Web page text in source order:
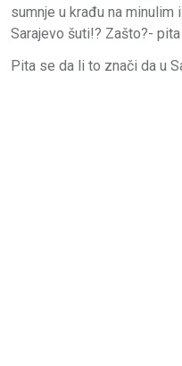
sumnje u krađu na minulim
Sarajevo šuti!? Zašto?-
Pita se da li to znači da u